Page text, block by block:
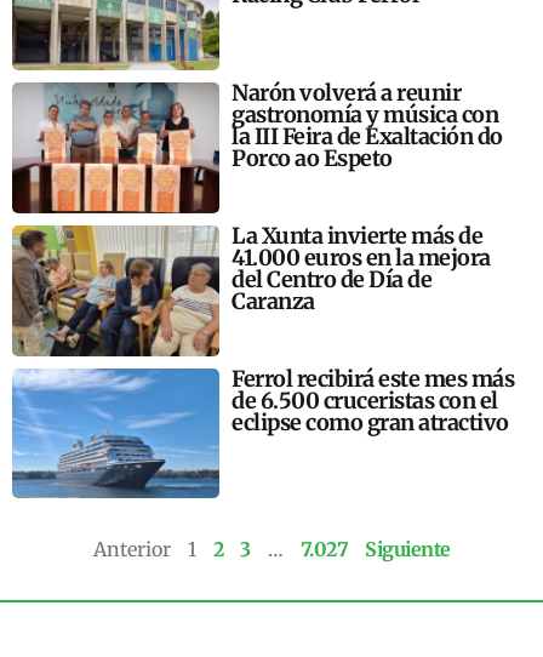
Narón volverá a reunir
gastronomía y música con
la III Feira de Exaltación do
Porco ao Espeto
La Xunta invierte más de
41.000 euros en la mejora
del Centro de Día de
Caranza
Ferrol recibirá este mes más
de 6.500 cruceristas con el
eclipse como gran atractivo
Anterior 1 2 3 … 7.027 Siguiente